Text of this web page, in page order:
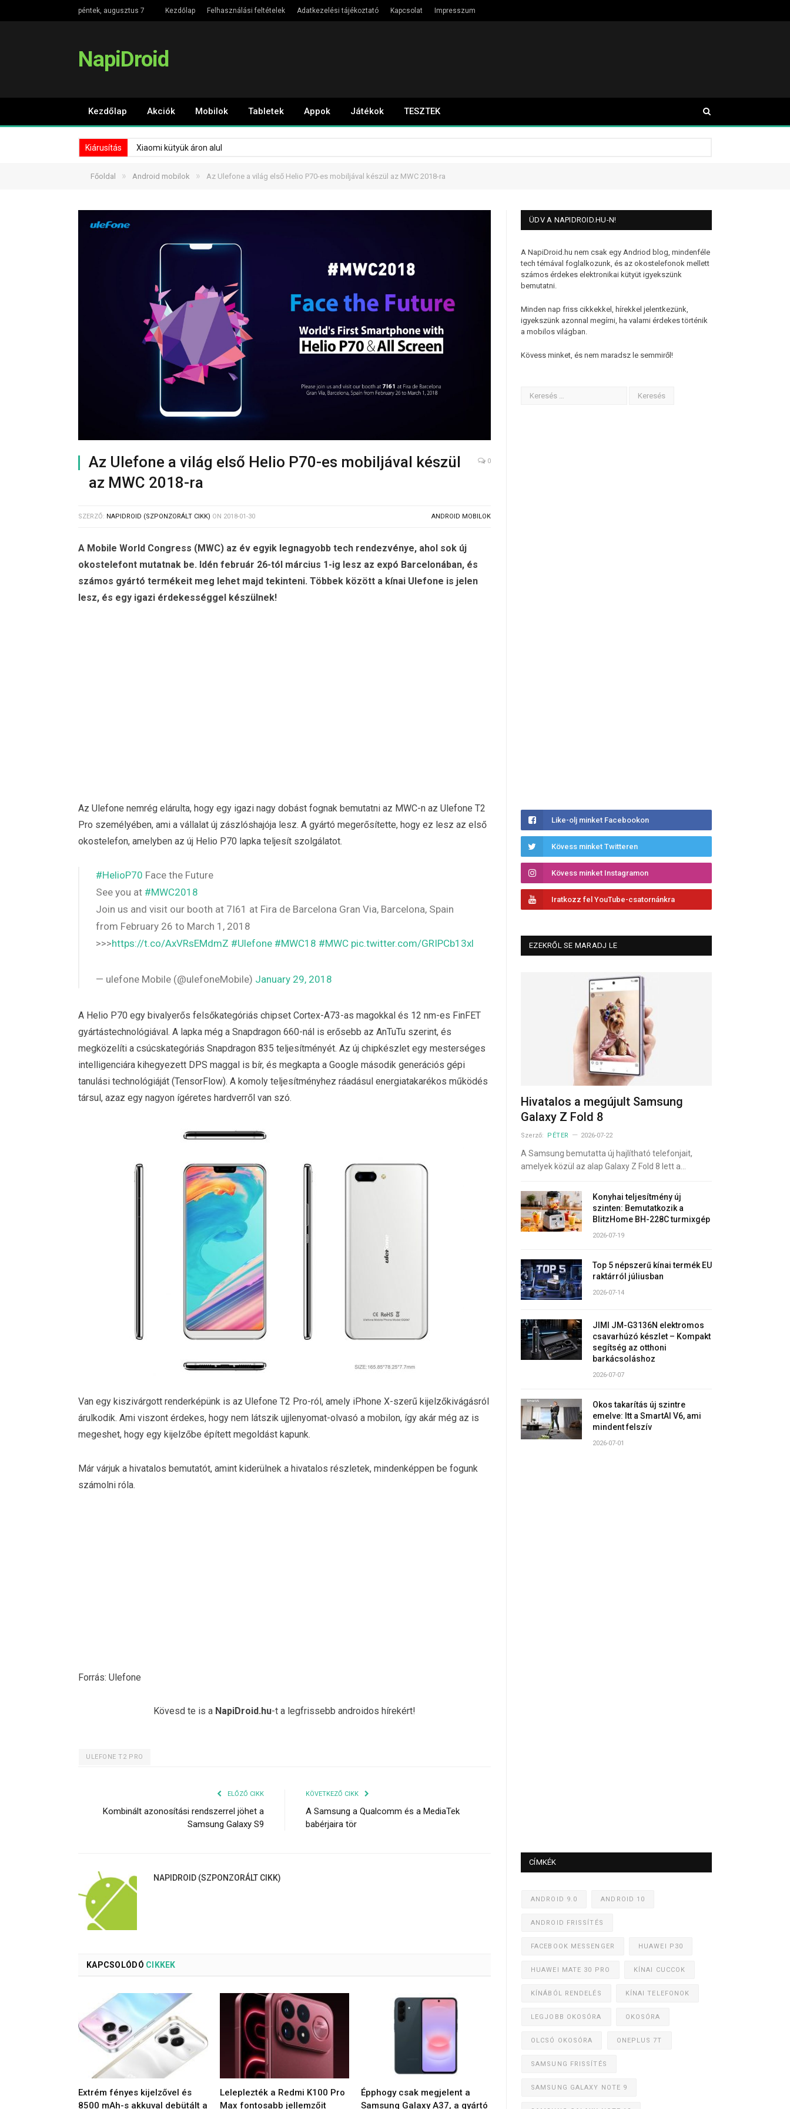
péntek, augusztus 7 Kezdőlap Felhasználási feltételek Adatkezelési tájékoztató Kapcsolat Impresszum
NapiDroid
Kezdőlap Akciók Mobilok Tabletek Appok Játékok TESZTEK
Kiárusítás Xiaomi kütyük áron alul
Főoldal » Android mobilok » Az Ulefone a világ első Helio P70-es mobiljával készül az MWC 2018-ra
Az Ulefone a világ első Helio P70-es mobiljával készül
az MWC 2018-ra
0
SZERZŐ: NAPIDROID (SZPONZORÁLT CIKK) ON 2018-01-30 ANDROID MOBILOK
A Mobile World Congress (MWC) az év egyik legnagyobb tech rendezvénye, ahol sok új
okostelefont mutatnak be. Idén február 26-tól március 1-ig lesz az expó Barcelonában, és
számos gyártó termékeit meg lehet majd tekinteni. Többek között a kínai Ulefone is jelen
lesz, és egy igazi érdekességgel készülnek!
Az Ulefone nemrég elárulta, hogy egy igazi nagy dobást fognak bemutatni az MWC-n az Ulefone T2
Pro személyében, ami a vállalat új zászlóshajója lesz. A gyártó megerősítette, hogy ez lesz az első
okostelefon, amelyben az új Helio P70 lapka teljesít szolgálatot.
#HelioP70 Face the Future
See you at #MWC2018
Join us and visit our booth at 7I61 at Fira de Barcelona Gran Via, Barcelona, Spain
from February 26 to March 1, 2018
>>>https://t.co/AxVRsEMdmZ #Ulefone #MWC18 #MWC pic.twitter.com/GRIPCb13xl
— ulefone Mobile (@ulefoneMobile) January 29, 2018
A Helio P70 egy bivalyerős felsőkategóriás chipset Cortex-A73-as magokkal és 12 nm-es FinFET
gyártástechnológiával. A lapka még a Snapdragon 660-nál is erősebb az AnTuTu szerint, és
megközelíti a csúcskategóriás Snapdragon 835 teljesítményét. Az új chipkészlet egy mesterséges
intelligenciára kihegyezett DPS maggal is bír, és megkapta a Google második generációs gépi
tanulási technológiáját (TensorFlow). A komoly teljesítményhez ráadásul energiatakarékos működés
társul, azaz egy nagyon ígéretes hardverről van szó.
Van egy kiszivárgott renderképünk is az Ulefone T2 Pro-ról, amely iPhone X-szerű kijelzőkivágásról
árulkodik. Ami viszont érdekes, hogy nem látszik ujjlenyomat-olvasó a mobilon, így akár még az is
megeshet, hogy egy kijelzőbe épített megoldást kapunk.
Már várjuk a hivatalos bemutatót, amint kiderülnek a hivatalos részletek, mindenképpen be fogunk
számolni róla.
Forrás: Ulefone
Kövesd te is a NapiDroid.hu-t a legfrissebb androidos hírekért!
ULEFONE T2 PRO
ELŐZŐ CIKK
Kombinált azonosítási rendszerrel jöhet a
Samsung Galaxy S9
KÖVETKEZŐ CIKK
A Samsung a Qualcomm és a MediaTek
babérjaira tör
NAPIDROID (SZPONZORÁLT CIKK)
KAPCSOLÓDÓ CIKKEK
Extrém fényes kijelzővel és
8500 mAh-s akkuval debütált a
Leleplezték a Redmi K100 Pro
Max fontosabb jellemzőit
Épphogy csak megjelent a
Samsung Galaxy A37, a gyártó
ÜDV A NAPIDROID.HU-N!
A NapiDroid.hu nem csak egy Andriod blog, mindenféle
tech témával foglalkozunk, és az okostelefonok mellett
számos érdekes elektronikai kütyüt igyekszünk
bemutatni.
Minden nap friss cikkekkel, hírekkel jelentkezünk,
igyekszünk azonnal megírni, ha valami érdekes történik
a mobilos világban.
Kövess minket, és nem maradsz le semmiről!
Like-olj minket Facebookon
Kövess minket Twitteren
Kövess minket Instagramon
Iratkozz fel YouTube-csatornánkra
EZEKRŐL SE MARADJ LE
Hivatalos a megújult Samsung
Galaxy Z Fold 8
Szerző: PÉTER 2026-07-22
A Samsung bemutatta új hajlítható telefonjait,
amelyek közül az alap Galaxy Z Fold 8 lett a…
Konyhai teljesítmény új
szinten: Bemutatkozik a
BlitzHome BH-228C turmixgép
2026-07-19
Top 5 népszerű kínai termék EU
raktárról júliusban
2026-07-14
JIMI JM-G3136N elektromos
csavarhúzó készlet – Kompakt
segítség az otthoni
barkácsoláshoz
2026-07-07
Okos takarítás új szintre
emelve: Itt a SmartAI V6, ami
mindent felszív
2026-07-01
CÍMKÉK
ANDROID 9.0 ANDROID 10
ANDROID FRISSÍTÉS
FACEBOOK MESSENGER HUAWEI P30
HUAWEI MATE 30 PRO KÍNAI CUCCOK
KÍNÁBÓL RENDELÉS KÍNAI TELEFONOK
LEGJOBB OKOSÓRA OKOSÓRA
OLCSÓ OKOSÓRA ONEPLUS 7T
SAMSUNG FRISSÍTÉS
SAMSUNG GALAXY NOTE 9